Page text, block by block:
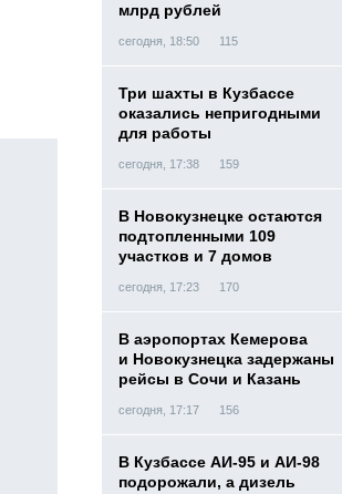
млрд рублей
сегодня, 18:50 115
Три шахты в Кузбассе
оказались непригодными
для работы
сегодня, 17:38 159
В Новокузнецке остаются
подтопленными 109
участков и 7 домов
сегодня, 17:23 170
В аэропортах Кемерова
и Новокузнецка задержаны
рейсы в Сочи и Казань
сегодня, 17:17 156
В Кузбассе АИ-95 и АИ-98
подорожали, а дизель